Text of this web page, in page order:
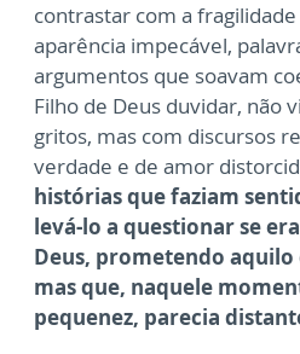
contrastar com a
aparência impecável,
argumentos que soavam
Filho de Deus duvidar, não
gritos, mas com discursos
verdade e de amor
histórias que faziam
levá-lo a questionar se
Deus, prometendo aquilo
mas que, naquele
pequenez, parecia